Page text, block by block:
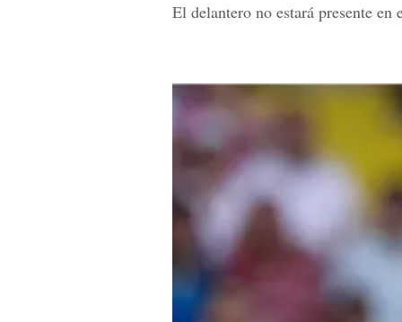
El delantero no estará presente en